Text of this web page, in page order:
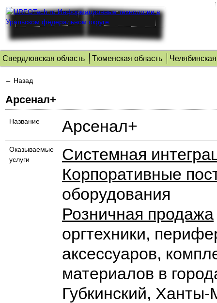
Свердловская область Тюменская область
← Назад
Арсенал+
Название Арсенал+
Оказываемые
услуги
Системная
Корпоративные
оборудования
Розничная продажа
оргтехники,
аксессуаров,
материалов в
Губкинский,